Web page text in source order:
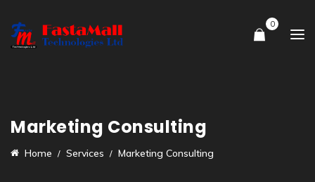
0
Marketing Consulting
Home Services Marketing Consulting